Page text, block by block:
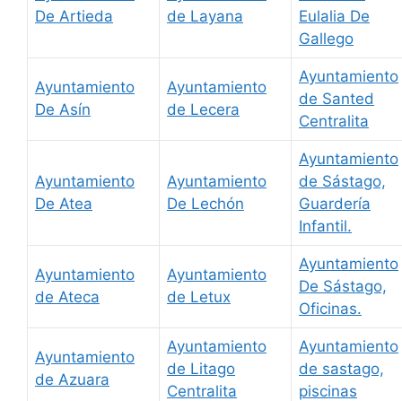
De Artieda
de Layana
Eulalia De
Gallego
Ayuntamiento
De Asín
Ayuntamiento
de Lecera
Ayuntamiento
de Santed
Centralita
Ayuntamiento
De Atea
Ayuntamiento
De Lechón
Ayuntamiento
de Sástago,
Guardería
Infantil.
Ayuntamiento
de Ateca
Ayuntamiento
de Letux
Ayuntamiento
De Sástago,
Oficinas.
Ayuntamiento
de Azuara
Ayuntamiento
de Litago
Centralita
Ayuntamiento
de sastago,
piscinas